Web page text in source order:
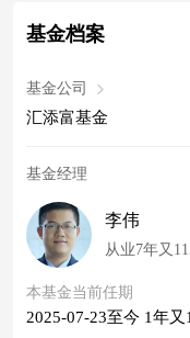
基金档案
基金公司
汇添富基金
基金经理
李伟
从业7年又
本基金当前任期
2025-07-23至今 1年又